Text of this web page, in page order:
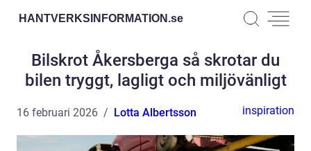
HANTVERKSINFORMATION.se
Bilskrot Åkersberga så skrotar du
bilen tryggt, lagligt och miljövänligt
16 februari 2026 Lotta Albertsson inspiration